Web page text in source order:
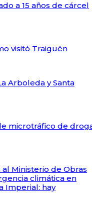
a 15 años de cárcel
visitó Traiguén
Arboleda y Santa
microtráfico de
Ministerio de Obras
climática en
Imperial: hay